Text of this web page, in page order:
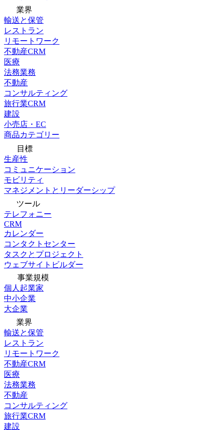
業界
輸送と保管
レストラン
リモートワーク
不動産CRM
医療
法務業務
不動産
コンサルティング
旅行業CRM
建設
小売店・EC
商品カテゴリー
目標
生産性
コミュニケーション
モビリティ
マネジメントとリーダーシップ
ツール
テレフォニー
CRM
カレンダー
コンタクトセンター
タスクとプロジェクト
ウェブサイトビルダー
事業規模
個人起業家
中小企業
大企業
業界
輸送と保管
レストラン
リモートワーク
不動産CRM
医療
法務業務
不動産
コンサルティング
旅行業CRM
建設